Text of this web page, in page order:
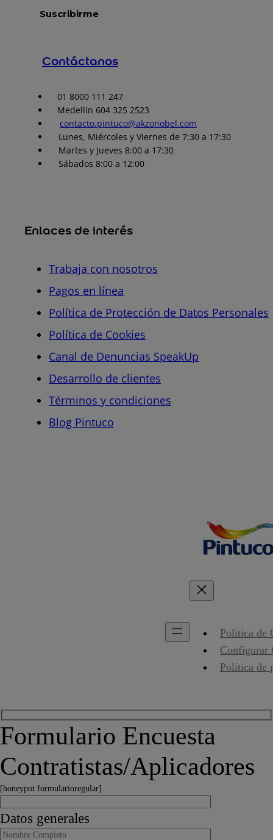
Contáctanos
01 8000 111 247
Medellín 604 325 2523
contacto.pintuco@akzonobel.com
Lunes, Miércoles y Viernes de 7:30 a 17:30
Martes y Jueves 8:00 a 17:30
Sábados 8:00 a 12:00
Enlaces de interés
Trabaja con nosotros
Pagos en línea
Política de Protección de Datos Personales
Política de Cookies
Canal de Denuncias SpeakUp
Desarrollo de clientes
Términos y condiciones
Blog Pintuco
Política de
Configurar
Política de
Formulario Encuesta
Contratistas/Aplicadores
[honeypot formularioregular]
Datos generales